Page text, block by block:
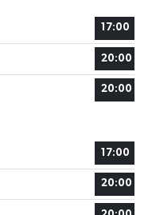
17:00
20:00
20:00
17:00
20:00